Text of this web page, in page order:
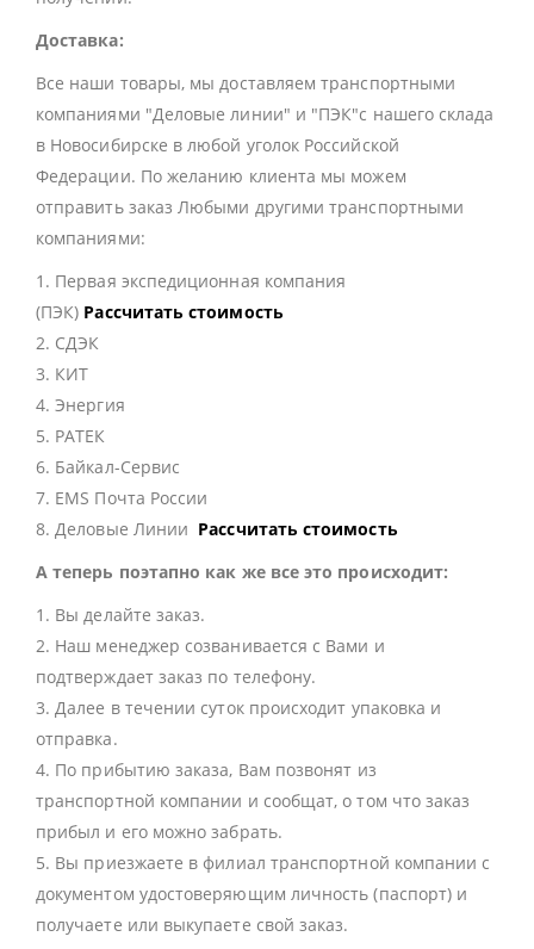
Доставка:
Все наши товары, мы доставляем транспортными
компаниями "Деловые линии" и "ПЭК"с нашего склада
в Новосибирске в любой уголок Российской
Федерации. По желанию клиента мы можем
отправить заказ Любыми другими транспортными
компаниями:
1. Первая экспедиционная компания
(ПЭК) Рассчитать стоимость
2. СДЭК
3. КИТ
4. Энергия
5. РАТЕК
6. Байкал-Сервис
7. EMS Почта России
8. Деловые Линии Рассчитать стоимость
А теперь поэтапно как же все это происходит:
1. Вы делайте заказ.
2. Наш менеджер созванивается с Вами и
подтверждает заказ по телефону.
3. Далее в течении суток происходит упаковка и
отправка.
4. По прибытию заказа, Вам позвонят из
транспортной компании и сообщат, о том что заказ
прибыл и его можно забрать.
5. Вы приезжаете в филиал транспортной компании с
документом удостоверяющим личность (паспорт) и
получаете или выкупаете свой заказ.